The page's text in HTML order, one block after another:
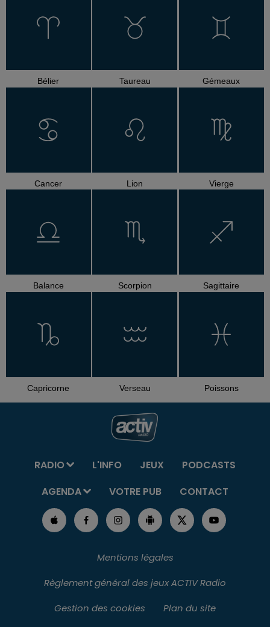
Bélier Taureau Gémeaux
Cancer Lion Vierge
Balance Scorpion Sagittaire
Capricorne Verseau Poissons
RADIO L'INFO JEUX
PODCASTS
AGENDA
VOTRE PUB CONTACT
Mentions légales
Règlement général des jeux ACTIV Radio
Gestion des cookies
Plan du site